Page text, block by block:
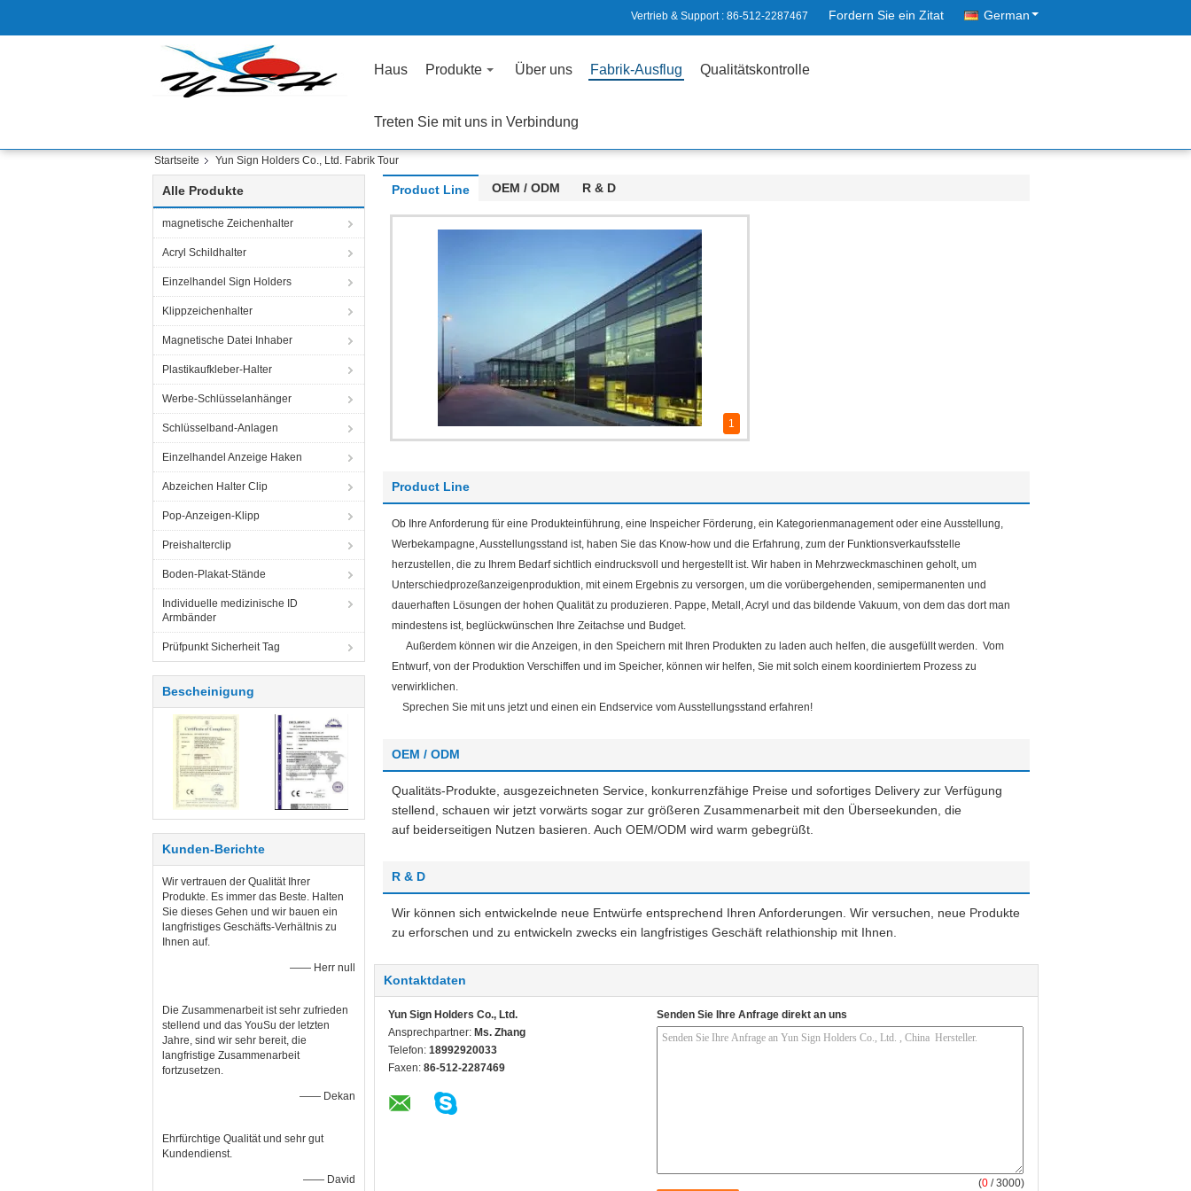
Vertrieb & Support : 86-512-2287467 Fordern Sie ein Zitat German
Haus Produkte Über uns Fabrik-Ausflug Qualitätskontrolle
Treten Sie mit uns in Verbindung
Startseite Yun Sign Holders Co., Ltd. Fabrik Tour
Alle Produkte
magnetische Zeichenhalter
Acryl Schildhalter
Einzelhandel Sign Holders
Klippzeichenhalter
Magnetische Datei Inhaber
Plastikaufkleber-Halter
Werbe-Schlüsselanhänger
Schlüsselband-Anlagen
Einzelhandel Anzeige Haken
Abzeichen Halter Clip
Pop-Anzeigen-Klipp
Preishalterclip
Boden-Plakat-Stände
Individuelle medizinische ID
Armbänder
Prüfpunkt Sicherheit Tag
Bescheinigung
Kunden-Berichte
Wir vertrauen der Qualität Ihrer
Produkte. Es immer das Beste. Halten
Sie dieses Gehen und wir bauen ein
langfristiges Geschäfts-Verhältnis zu
Ihnen auf.
—— Herr null
Die Zusammenarbeit ist sehr zufrieden
stellend und das YouSu der letzten
Jahre, sind wir sehr bereit, die
langfristige Zusammenarbeit
fortzusetzen.
—— Dekan
Ehrfürchtige Qualität und sehr gut
Kundendienst.
—— David
Product Line OEM / ODM R & D
1
Product Line
Ob Ihre Anforderung für eine Produkteinführung, eine Inspeicher Förderung, ein Kategorienmanagement oder eine Ausstellung,
Werbekampagne, Ausstellungsstand ist, haben Sie das Know-how und die Erfahrung, zum der Funktionsverkaufsstelle
herzustellen, die zu Ihrem Bedarf sichtlich eindrucksvoll und hergestellt ist. Wir haben in Mehrzweckmaschinen geholt, um
Unterschiedprozeßanzeigenproduktion, mit einem Ergebnis zu versorgen, um die vorübergehenden, semipermanenten und
dauerhaften Lösungen der hohen Qualität zu produzieren. Pappe, Metall, Acryl und das bildende Vakuum, von dem das dort man
mindestens ist, beglückwünschen Ihre Zeitachse und Budget.
Außerdem können wir die Anzeigen, in den Speichern mit Ihren Produkten zu laden auch helfen, die ausgefüllt werden. Vom
Entwurf, von der Produktion Verschiffen und im Speicher, können wir helfen, Sie mit solch einem koordiniertem Prozess zu
verwirklichen.
Sprechen Sie mit uns jetzt und einen ein Endservice vom Ausstellungsstand erfahren!
OEM / ODM
Qualitäts-Produkte, ausgezeichneten Service, konkurrenzfähige Preise und sofortiges Delivery zur Verfügung
stellend, schauen wir jetzt vorwärts sogar zur größeren Zusammenarbeit mit den Überseekunden, die
auf beiderseitigen Nutzen basieren. Auch OEM/ODM wird warm gebegrüßt.
R & D
Wir können sich entwickelnde neue Entwürfe entsprechend Ihren Anforderungen. Wir versuchen, neue Produkte
zu erforschen und zu entwickeln zwecks ein langfristiges Geschäft relathionship mit Ihnen.
Kontaktdaten
Yun Sign Holders Co., Ltd.
Ansprechpartner: Ms. Zhang
Telefon: 18992920033
Faxen: 86-512-2287469
Senden Sie Ihre Anfrage direkt an uns
(0 / 3000)